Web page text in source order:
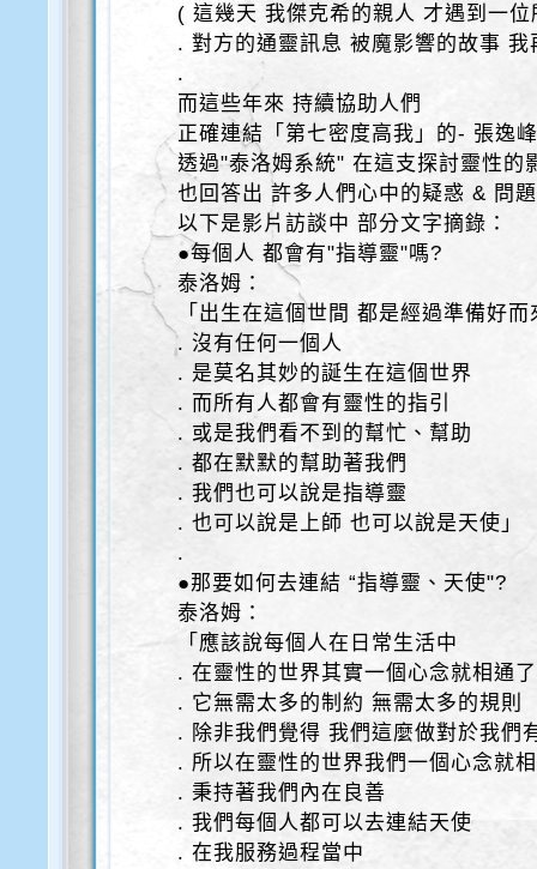
( 這幾天 我傑克希的親人 才遇到一
. 對方的通靈訊息 被魔影響的故事
.
而這些年來 持續協助人們
正確連結「第七密度高我」的- 張逸
透過"泰洛姆系統" 在這支探討靈性的
也回答出 許多人們心中的疑惑 & 問題
以下是影片訪談中 部分文字摘錄：
●每個人 都會有"指導靈"嗎?
泰洛姆：
「出生在這個世間 都是經過準備好而
. 沒有任何一個人
. 是莫名其妙的誕生在這個世界
. 而所有人都會有靈性的指引
. 或是我們看不到的幫忙、幫助
. 都在默默的幫助著我們
. 我們也可以說是指導靈
. 也可以說是上師 也可以說是天使」
.
●那要如何去連結 “指導靈、天使"?
泰洛姆：
「應該說每個人在日常生活中
. 在靈性的世界其實一個心念就相通了
. 它無需太多的制約 無需太多的規則
. 除非我們覺得 我們這麼做對於我們
. 所以在靈性的世界我們一個心念就
. 秉持著我們內在良善
. 我們每個人都可以去連結天使
. 在我服務過程當中